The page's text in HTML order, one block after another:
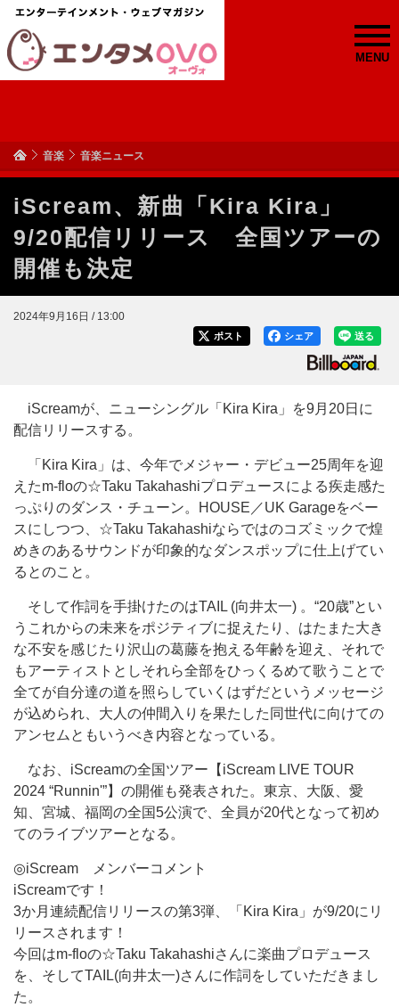
MENU
音楽 音楽ニュース
iScream、新曲「Kira Kira」
9/20配信リリース 全国ツアーの
開催も決定
2024年9月16日 / 13:00
送る
シェア
ポスト
iScreamが、ニューシングル「Kira Kira」を9月20日に
配信リリースする。
「Kira Kira」は、今年でメジャー・デビュー25周年を迎
えたm-floの☆Taku Takahashiプロデュースによる疾走感た
っぷりのダンス・チューン。HOUSE／UK Garageをベー
スにしつつ、☆Taku Takahashiならではのコズミックで煌
めきのあるサウンドが印象的なダンスポップに仕上げてい
るとのこと。
そして作詞を手掛けたのはTAIL (向井太一) 。“20歳”とい
うこれからの未来をポジティブに捉えたり、はたまた大き
な不安を感じたり沢山の葛藤を抱える年齢を迎え、それで
もアーティストとしそれら全部をひっくるめて歌うことで
全てが自分達の道を照らしていくはずだというメッセージ
が込められ、大人の仲間入りを果たした同世代に向けての
アンセムともいうべき内容となっている。
なお、iScreamの全国ツアー【iScream LIVE TOUR
2024 “Runnin'”】の開催も発表された。東京、大阪、愛
知、宮城、福岡の全国5公演で、全員が20代となって初め
てのライブツアーとなる。
◎iScream メンバーコメント
iScreamです！
3か月連続配信リリースの第3弾、「Kira Kira」が9/20にリ
リースされます！
今回はm-floの☆Taku Takahashiさんに楽曲プロデュース
を、そしてTAIL(向井太一)さんに作詞をしていただきまし
た。